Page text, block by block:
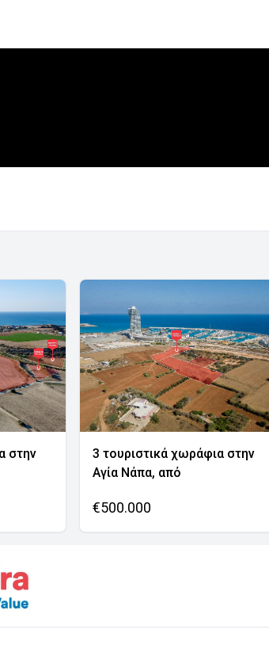
στην
3 τουριστικά χωράφια στην
Αγία Νάπα, από
€500.000